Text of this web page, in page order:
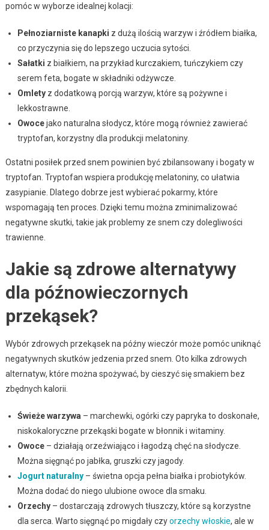
pomóc w wyborze idealnej kolacji:
Pełnoziarniste kanapki z dużą ilością warzyw i źródłem białka,
co przyczynia się do lepszego uczucia sytości.
Sałatki z białkiem, na przykład kurczakiem, tuńczykiem czy
serem feta, bogate w składniki odżywcze.
Omletyz dodatkową porcją warzyw, które są pożywne i
lekkostrawne.
Owocejako naturalna słodycz, które mogą również zawierać
tryptofan, korzystny dla produkcji melatoniny.
Ostatni posiłek przed snem powinien być zbilansowany i bogaty w
tryptofan. Tryptofan wspiera produkcję melatoniny, co ułatwia
zasypianie. Dlatego dobrze jest wybierać pokarmy, które
wspomagają ten proces. Dzięki temu można zminimalizować
negatywne skutki, takie jak problemy ze snem czy dolegliwości
trawienne.
Jakie są zdrowe alternatywy
dla późnowieczornych
przekąsek?
Wybór zdrowych przekąsek na późny wieczór może pomóc uniknąć
negatywnych skutków jedzenia przed snem. Oto kilka zdrowych
alternatyw, które można spożywać, by cieszyć się smakiem bez
zbędnych kalorii.
Świeże warzywa – marchewki, ogórki czy papryka to doskonałe,
niskokaloryczne przekąski bogate w błonnik i witaminy.
Owoce– działają orzeźwiająco i łagodzą chęć na słodycze.
Można sięgnąć po jabłka, gruszki czy jagody.
Jogurt naturalny– świetna opcja pełna białka i probiotyków.
Można dodać do niego ulubione owoce dla smaku.
Orzechy– dostarczają zdrowych tłuszczy, które są korzystne
dla serca. Warto sięgnąć po migdały czyorzechy włoskie, ale w